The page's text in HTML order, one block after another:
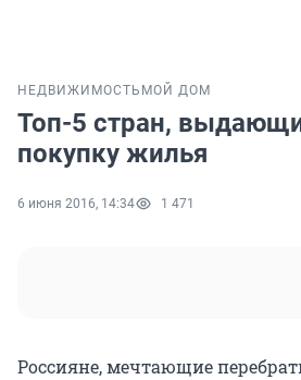
НЕДВИЖИМОСТЬ МОЙ ДОМ
Топ-5 стран,
покупку жилья
6 июня 2016, 14:34 1 471
Россияне, мечтающие